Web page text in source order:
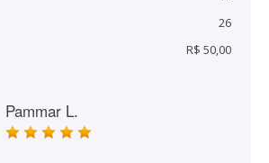
26
R$ 50,00
Pammar L.